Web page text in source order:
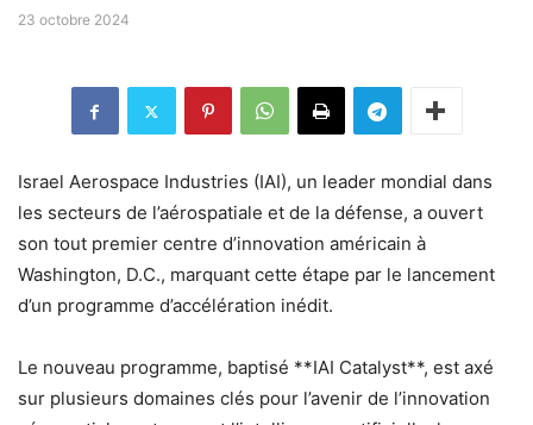
23 octobre 2024
Israel Aerospace Industries (IAI), un leader mondial dans
les secteurs de l’aérospatiale et de la défense, a ouvert
son tout premier centre d’innovation américain à
Washington, D.C., marquant cette étape par le lancement
d’un programme d’accélération inédit.
Le nouveau programme, baptisé **IAI Catalyst**, est axé
sur plusieurs domaines clés pour l’avenir de l’innovation